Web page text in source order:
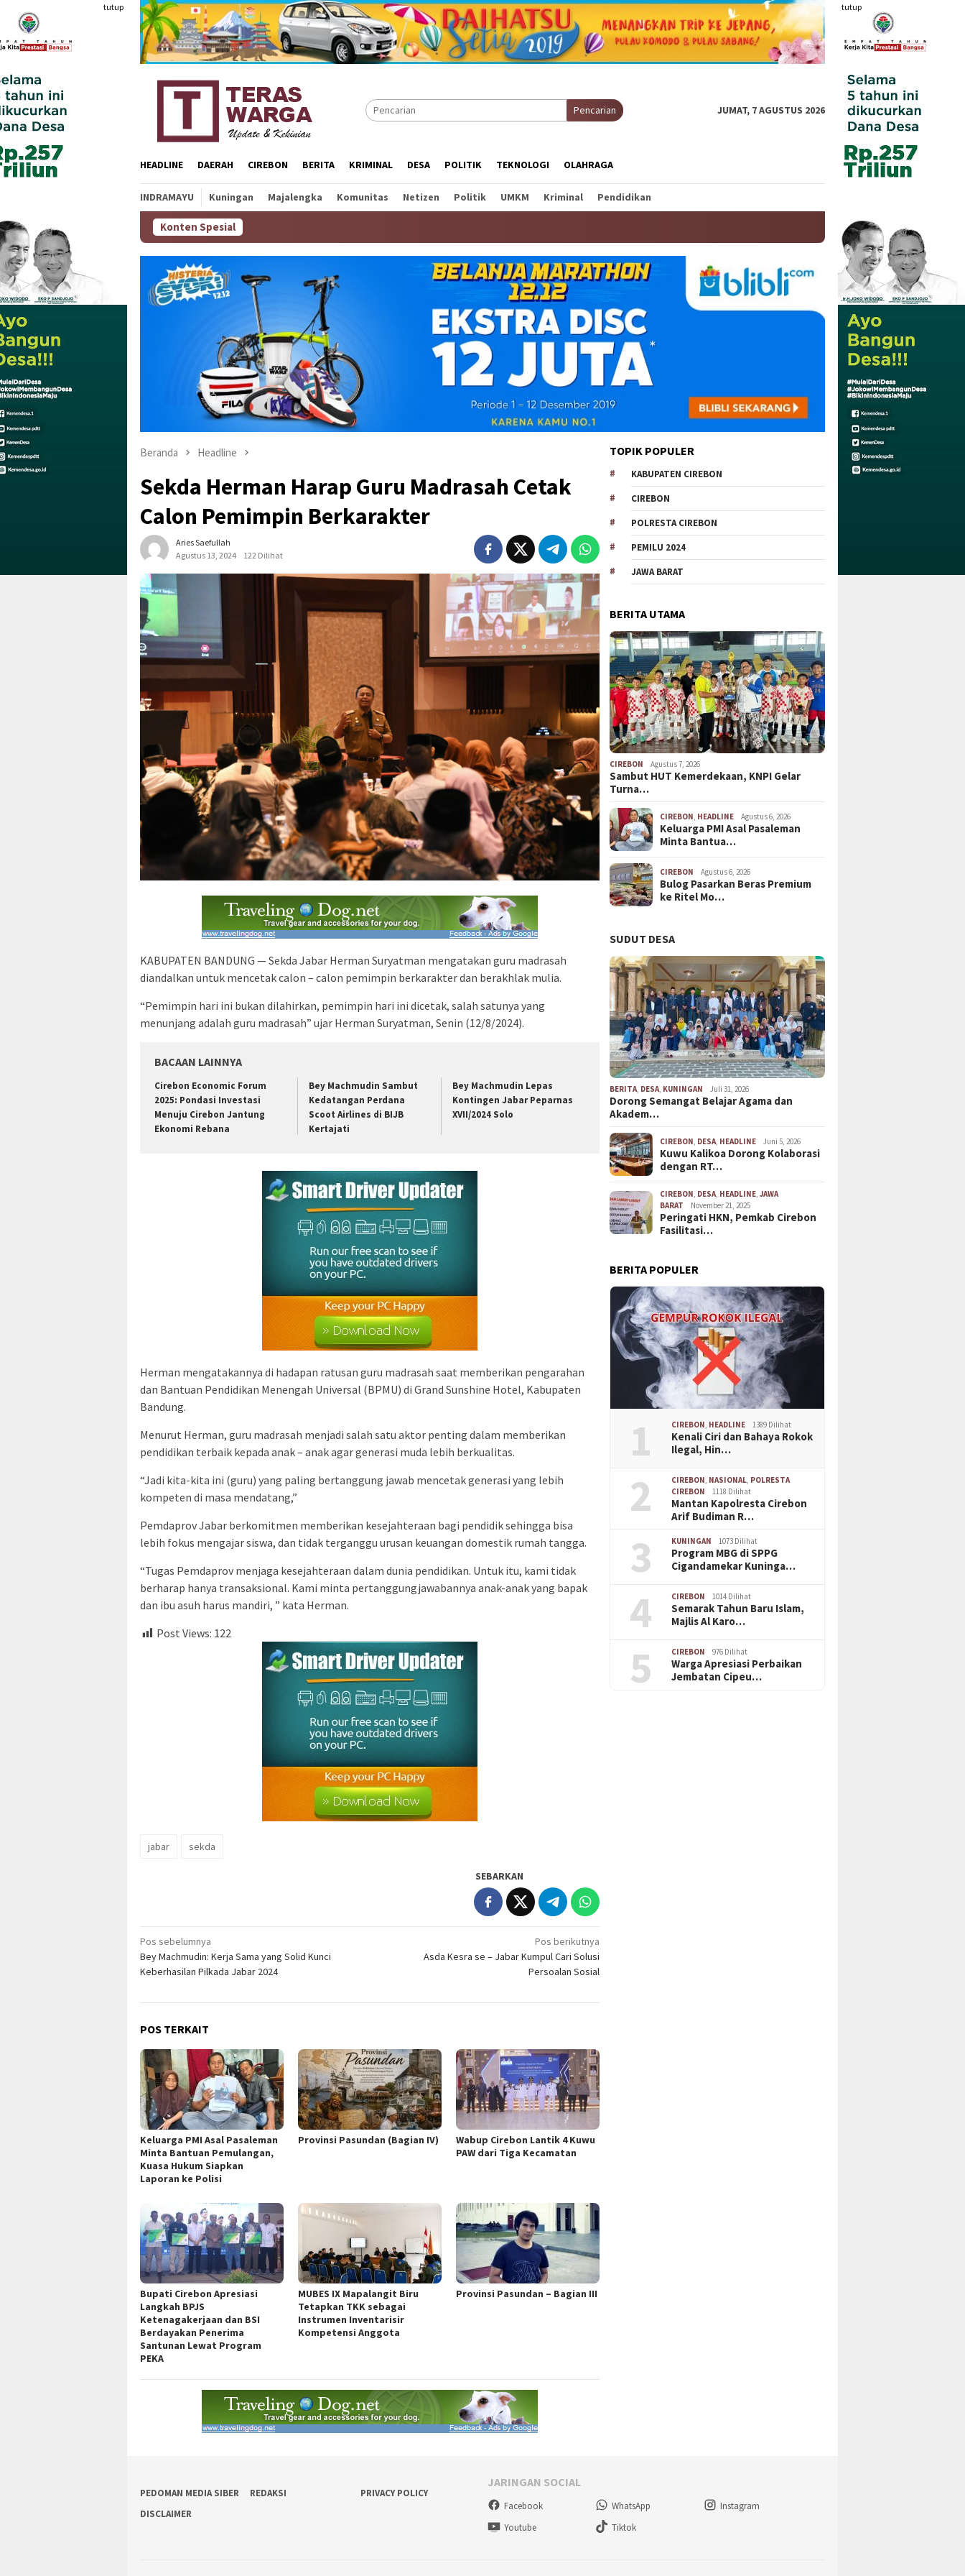
Loncat
konten
tutup tutup
Pencarian JUMAT, 7 AGUSTUS 2026
HEADLINE DAERAH CIREBON BERITA KRIMINAL DESA POLITIK TEKNOLOGI OLAHRAGA
INDRAMAYU Kuningan Majalengka Komunitas Netizen Politik UMKM Kriminal Pendidikan
Konten Spesial
Beranda Headline
Sekda Herman Harap Guru Madrasah Cetak
Calon Pemimpin Berkarakter
Aries Saefullah
Agustus 13, 2024
122 Dilihat
KABUPATEN BANDUNG — Sekda Jabar Herman Suryatman mengatakan guru madrasah
diandalkan untuk mencetak calon – calon pemimpin berkarakter dan berakhlak mulia.
“Pemimpin hari ini bukan dilahirkan, pemimpin hari ini dicetak, salah satunya yang
menunjang adalah guru madrasah” ujar Herman Suryatman, Senin (12/8/2024).
BACAAN LAINNYA
Cirebon Economic Forum
2025: Pondasi Investasi
Menuju Cirebon Jantung
Ekonomi Rebana
Bey Machmudin Sambut
Kedatangan Perdana
Scoot Airlines di BIJB
Kertajati
Bey Machmudin Lepas
Kontingen Jabar Peparnas
XVII/2024 Solo
Herman mengatakannya di hadapan ratusan guru madrasah saat memberikan pengarahan
dan Bantuan Pendidikan Menengah Universal (BPMU) di Grand Sunshine Hotel, Kabupaten
Bandung.
Menurut Herman, guru madrasah menjadi salah satu aktor penting dalam memberikan
pendidikan terbaik kepada anak – anak agar generasi muda lebih berkualitas.
“Jadi kita-kita ini (guru) yang paling bertanggung jawab mencetak generasi yang lebih
kompeten di masa mendatang,”
Pemdaprov Jabar berkomitmen memberikan kesejahteraan bagi pendidik sehingga bisa
lebih fokus mengajar siswa, dan tidak terganggu urusan keuangan domestik rumah tangga.
“Tugas Pemdaprov menjaga kesejahteraan dalam dunia pendidikan. Untuk itu, kami tidak
berharap hanya transaksional. Kami minta pertanggungjawabannya anak-anak yang bapak
dan ibu asuh harus mandiri, ” kata Herman.
Post Views: 122
jabar sekda
SEBARKAN
Navigasi
pos
Pos sebelumnya
Bey Machmudin: Kerja Sama yang Solid Kunci
Keberhasilan Pilkada Jabar 2024
Pos berikutnya
Asda Kesra se – Jabar Kumpul Cari Solusi
Persoalan Sosial
POS TERKAIT
Keluarga PMI Asal Pasaleman
Minta Bantuan Pemulangan,
Kuasa Hukum Siapkan
Laporan ke Polisi
Provinsi Pasundan (Bagian IV)
Wabup Cirebon Lantik 4 Kuwu
PAW dari Tiga Kecamatan
Bupati Cirebon Apresiasi
Langkah BPJS
Ketenagakerjaan dan BSI
Berdayakan Penerima
Santunan Lewat Program
PEKA
MUBES IX Mapalangit Biru
Tetapkan TKK sebagai
Instrumen Inventarisir
Kompetensi Anggota
Provinsi Pasundan – Bagian III
TOPIK POPULER
KABUPATEN CIREBON
CIREBON
POLRESTA CIREBON
PEMILU 2024
JAWA BARAT
BERITA UTAMA
CIREBON Agustus 7, 2026
Sambut HUT Kemerdekaan, KNPI Gelar
Turna…
CIREBON, HEADLINE Agustus 6, 2026
Keluarga PMI Asal Pasaleman
Minta Bantua…
CIREBON Agustus 6, 2026
Bulog Pasarkan Beras Premium
ke Ritel Mo…
SUDUT DESA
BERITA, DESA, KUNINGAN Juli 31, 2026
Dorong Semangat Belajar Agama dan
Akadem…
CIREBON, DESA, HEADLINE Juni 5, 2026
Kuwu Kalikoa Dorong Kolaborasi
dengan RT…
CIREBON, DESA, HEADLINE,JAWA
BARAT
November 21, 2025
Peringati HKN, Pemkab Cirebon
Fasilitasi…
BERITA POPULER
1 CIREBON HEADLINE 1389 Dilihat
Kenali Ciri dan Bahaya Rokok
Ilegal, Hin…
2 CIREBON NASIONAL POLRESTA
CIREBON
1118 Dilihat
Mantan Kapolresta Cirebon
Arif Budiman R…
3 KUNINGAN 1073 Dilihat
Program MBG di SPPG
Cigandamekar Kuninga…
4 CIREBON 1014 Dilihat
Semarak Tahun Baru Islam,
Majlis Al Karo…
5 CIREBON 976 Dilihat
Warga Apresiasi Perbaikan
Jembatan Cipeu…
PEDOMAN MEDIA SIBER REDAKSI
PRIVACY POLICY
DISCLAIMER
JARINGAN SOCIAL
Facebook WhatsApp
Instagram
Youtube
Tiktok